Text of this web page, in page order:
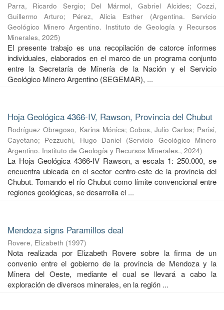
Parra, Ricardo Sergio; Del Mármol, Gabriel Alcides;Cozzi,
Guillermo Arturo; Pérez, Alicia Esther (Argentina. Servicio
Geológico Minero Argentino. Instituto de Geología y Recursos
Minerales, 2025)
El presente trabajo es una recopilación de catorce informes
individuales, elaborados en el marco de un programa conjunto
entre la Secretaría de Minería de la Nación y el Servicio
Geológico Minero Argentino (SEGEMAR), ...
Hoja Geológica 4366-IV, Rawson, Provincia del Chubut
Rodríguez Obregoso, Karina Mónica;Cobos, Julio Carlos; Parisi,
Cayetano; Pezzuchi, Hugo Daniel (Servicio Geológico Minero
Argentino. Instituto de Geología y Recursos Minerales., 2024)
La Hoja Geológica 4366-IV Rawson, a escala 1: 250.000, se
encuentra ubicada en el sector centro-este de la provincia del
Chubut. Tomando el río Chubut como límite convencional entre
regiones geológicas, se desarrolla el ...
Mendoza signs Paramillos deal
Rovere, Elizabeth (1997)
Nota realizada por Elizabeth Rovere sobre la firma de un
convenio entre el gobierno de la provincia de Mendoza y la
Minera del Oeste, mediante el cual se llevará a cabo la
exploración de diversos minerales, en la región ...